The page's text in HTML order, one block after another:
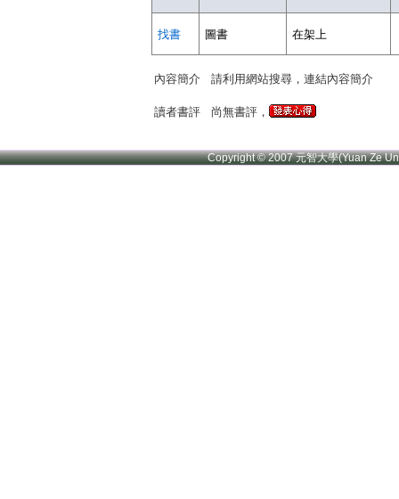
找書 圖書 在架上
內容簡介 請利用網站搜尋，連結內容簡介
讀者書評 尚無書評，
Copyright © 2007 元智大學(Yuan Ze